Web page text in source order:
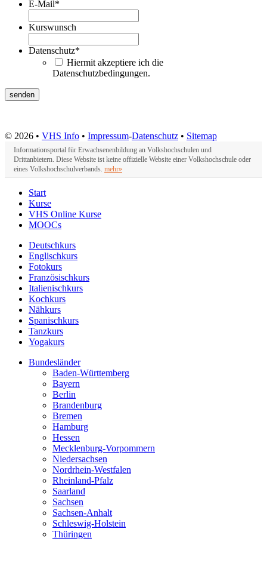
E-Mail*
Kurswunsch
Datenschutz*
Hiermit akzeptiere ich die
Datenschutzbedingungen.
© 2026 • VHS Info • Impressum-Datenschutz • Sitemap
Informationsportal für Erwachsenenbildung an Volkshochschulen und
Drittanbietern. Diese Website ist keine offizielle Website einer Volkshochschule oder
eines Volkshochschulverbands. mehr»
Start
Kurse
VHS Online Kurse
MOOCs
Deutschkurs
Englischkurs
Fotokurs
Französischkurs
Italienischkurs
Kochkurs
Nähkurs
Spanischkurs
Tanzkurs
Yogakurs
Bundesländer
Baden-Württemberg
Bayern
Berlin
Brandenburg
Bremen
Hamburg
Hessen
Mecklenburg-Vorpommern
Niedersachsen
Nordrhein-Westfalen
Rheinland-Pfalz
Saarland
Sachsen
Sachsen-Anhalt
Schleswig-Holstein
Thüringen